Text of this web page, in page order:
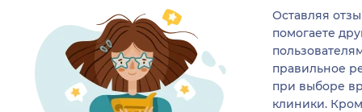
Оставляя
помогаете
правильное
при выборе
клиники.